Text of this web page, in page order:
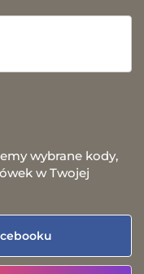
wybrane kody,
w Twojej